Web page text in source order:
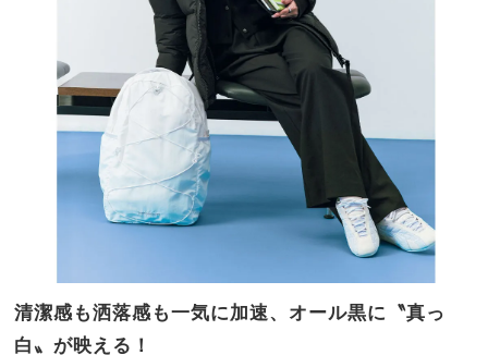
清潔感も洒落感も一気に加速、オール黒に〝真っ
白〟が映える！